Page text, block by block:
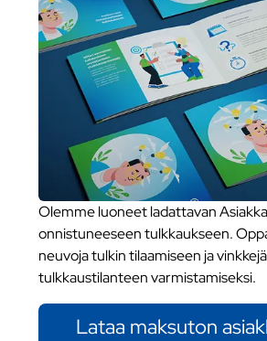
Olemme luoneet ladattavan
onnistuneeseen tulkkaukseen.
neuvoja tulkin tilaamiseen ja
tulkkaustilanteen varmistamiseksi.
Lataa maksuton